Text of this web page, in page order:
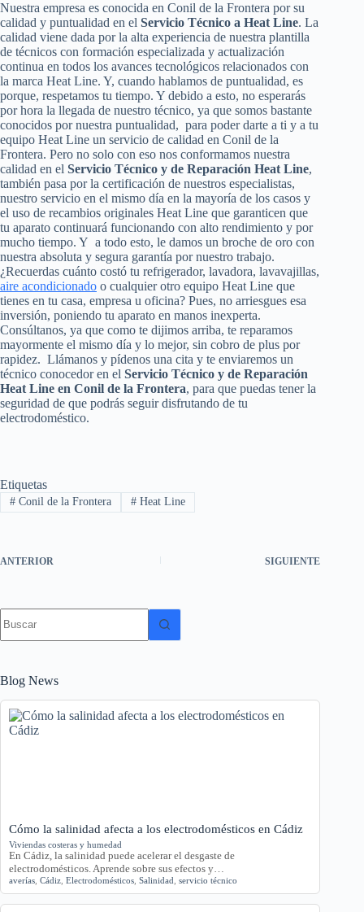
Nuestra empresa es conocida en Conil de la Frontera por su
calidad y puntualidad en el Servicio Técnico a Heat Line. La
calidad viene dada por la alta experiencia de nuestra plantilla
de técnicos con formación especializada y actualización
continua en todos los avances tecnológicos relacionados con
la marca Heat Line. Y, cuando hablamos de puntualidad, es
porque, respetamos tu tiempo. Y debido a esto, no esperarás
por hora la llegada de nuestro técnico, ya que somos bastante
conocidos por nuestra puntualidad, para poder darte a ti y a tu
equipo Heat Line un servicio de calidad en Conil de la
Frontera. Pero no solo con eso nos conformamos nuestra
calidad en el Servicio Técnico y de Reparación Heat Line,
también pasa por la certificación de nuestros especialistas,
nuestro servicio en el mismo día en la mayoría de los casos y
el uso de recambios originales Heat Line que garanticen que
tu aparato continuará funcionando con alto rendimiento y por
mucho tiempo. Y a todo esto, le damos un broche de oro con
nuestra absoluta y segura garantía por nuestro trabajo.
¿Recuerdas cuánto costó tu refrigerador, lavadora, lavavajillas,
aire acondicionado o cualquier otro equipo Heat Line que
tienes en tu casa, empresa u oficina? Pues, no arriesgues esa
inversión, poniendo tu aparato en manos inexperta.
Consúltanos, ya que como te dijimos arriba, te reparamos
mayormente el mismo día y lo mejor, sin cobro de plus por
rapidez. Llámanos y pídenos una cita y te enviaremos un
técnico conocedor en el Servicio Técnico y de Reparación
Heat Line en Conil de la Frontera, para que puedas tener la
seguridad de que podrás seguir disfrutando de tu
electrodoméstico.
Etiquetas
#Conil de la Frontera #Heat Line
ANTERIOR SIGUIENTE
resultados
Blog News
Cómo la salinidad afecta a los electrodomésticos en Cádiz
Viviendas costeras y humedad
En Cádiz, la salinidad puede acelerar el desgaste de
electrodomésticos. Aprende sobre sus efectos y…
averías Cádiz Electrodomésticos Salinidad servicio técnico